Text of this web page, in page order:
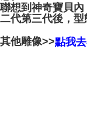
聯想到神奇寶貝
二代第三代後，型
其他雕像>>點我